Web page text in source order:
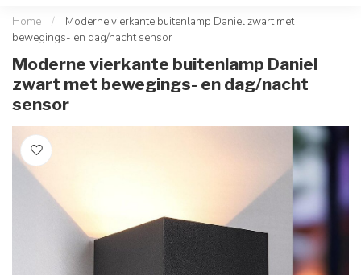
Home /
Moderne vierkante buitenlamp Daniel zwart met
bewegings- en dag/nacht sensor
Moderne vierkante buitenlamp Daniel
zwart met bewegings- en dag/nacht
sensor